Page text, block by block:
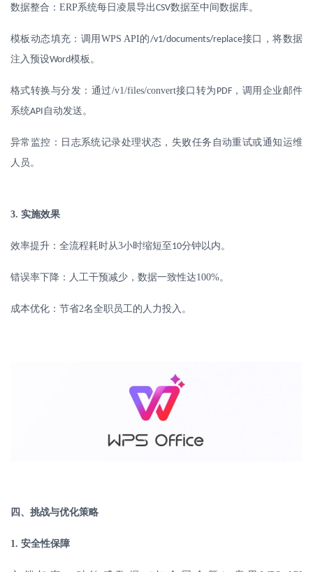
数据整合： ERP系统每日凌晨导出CSV数据至中间数据库。
模板动态填充：调用 WPS API的/v1/documents/replace接口，将数据
注入预设Word模板。
格式转换与分发：通过/v1/files/convert接口转为 PDF，调用企业邮件
系统API 自动发送。
异常监控：日志系统记录处理状态，失败任务自动重试或通知运维
人员。
3. 实施效果
效率提升：全流程耗时从3小时缩短至10分钟以内。
错误率下降：人工干预减少，数据一致性达100%。
成本优化：节省2名全职员工的人力投入。
四、挑战与优化策略
1. 安全性保障